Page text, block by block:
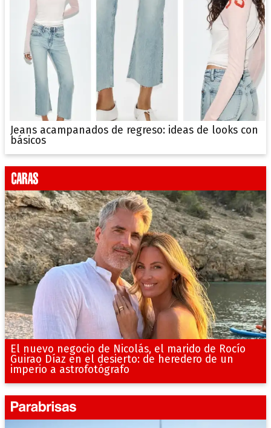
Jeans acampanados de regreso: ideas de looks con
básicos
El nuevo negocio de Nicolás, el marido de Rocío
Guirao Díaz en el desierto: de heredero de un
imperio a astrofotógrafo